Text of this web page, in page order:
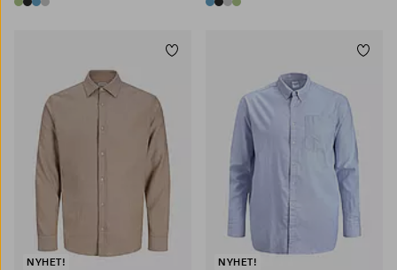
4 färger 4 färger
NYHET!
Lägg till i favoriter
2XL
NYHET!
5XL6XL